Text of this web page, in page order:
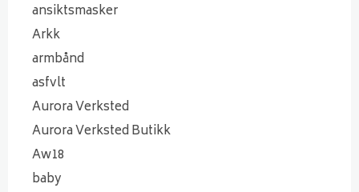
ansiktsmasker
Arkk
armbånd
asfvlt
Aurora Verksted
Aurora Verksted Butikk
Aw18
baby